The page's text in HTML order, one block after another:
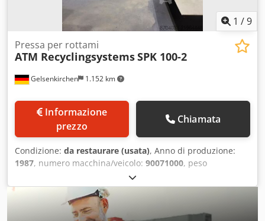
1 /9
Gelsenkirchen 1.152 km
Pressa per rottami
ATM RecyclingsystemsSPK 100-2
prezzo
Chiamata
Condizione: da restaurare (usata), Anno di produzione:
1987, numero macchina/veicolo: 90071000, peso
, Attualmente il "pressore laterale"
è bloccato perché del materiale (lamiere) si è infilato sotto
il blocco laterale e si è incastrato. Chjdpfjy Tlzajx Af Usa